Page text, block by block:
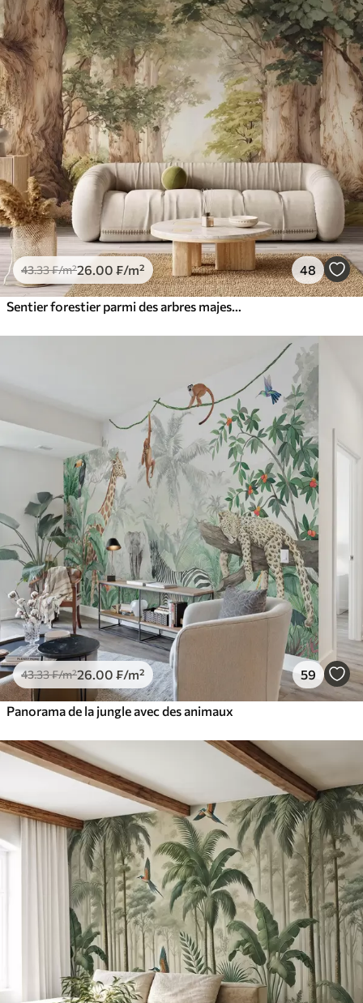
43.33₣/m²26 .00 ₣/m² 48
43.33₣/m²26 .00 ₣/m² 59
Panorama de la jungle avec des animaux